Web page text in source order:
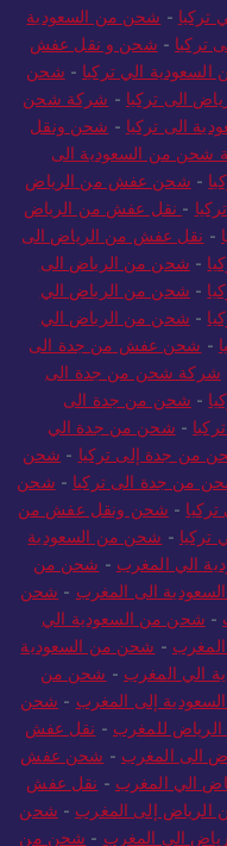
-شحن أثاث من السعودية
تركيا- شحن من السعودية
تركيا-شحن و نقل عفش
الي تركيا- شحن
الى تركيا - شركة شحن
الى تركيا-شحن ونقل
شحن من السعودية الى
- شحن عفش من الرياض
-
نقل عفش من الرياض
- نقل عفش من الرياض الى
- شحن من الرياض الى
- شحن من الرياض الي
-شحن من الرياض الي
- شحن عفش من جدة الى
شركة شحن من جدة الى
- شحن من جدة الى
- شحن من جدة الي
من جدة إلى تركيا- شحن
من جدة الى تركيا-شحن
- شحن ونقل عفش من
-شحن من السعودية
الي المغرب-شحن من
الى المغرب-شحن
-شحن من السعودية الي
-شحن من السعودية
الي المغرب-شحن من
إلى المغرب -شحن
للمغرب-نقل عفش
الى المغرب - شحن عفش
الي المغرب- نقل عفش
إلى المغرب-شحن